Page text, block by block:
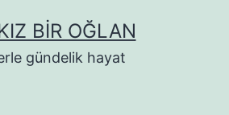
BIR OĞLAN
gündelik hayat